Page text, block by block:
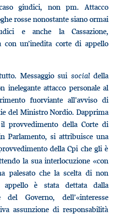
giudici, non pm. Attacco
rosse nonostante siano ormai
e anche la Cassazione,
con un’inedita corte di appello
Messaggio sui social della
inelegante attacco personale al
fuorviante all’avviso di
del Ministro Nordio. Dapprima
provvedimento della Corte di
Parlamento, si attribuisce una
della Cpi che gli è
la sua interlocuzione «con
palesato che la scelta di non
è stata dettata dalla
Governo, dell’«interesse
assunzione di responsabilità